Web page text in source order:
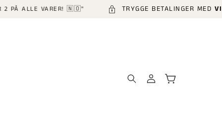
ALLE VARER! 🇳🇴" TRYGGE BETALINGER MEDVIPPS
Logg
inn
Handlekurv